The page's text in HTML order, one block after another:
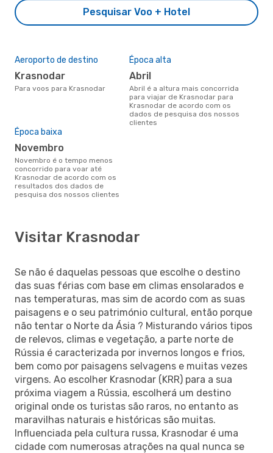
Pesquisar Voo + Hotel
Aeroporto de destino
Krasnodar
Para voos para Krasnodar
Época alta
abril
abril é a altura mais concorrida
para viajar de Krasnodar para
Krasnodar de acordo com os
dados de pesquisa dos nossos
clientes
Época baixa
novembro
novembro é o tempo menos
concorrido para voar até
Krasnodar de acordo com os
resultados dos dados de
pesquisa dos nossos clientes
Visitar Krasnodar
Se não é daquelas pessoas que escolhe o destino
das suas férias com base em climas ensolarados e
nas temperaturas, mas sim de acordo com as suas
paisagens e o seu património cultural, então porque
não tentar o Norte da Ásia ? Misturando vários tipos
de relevos, climas e vegetação, a parte norte de
Rússia é caracterizada por invernos longos e frios,
bem como por paisagens selvagens e muitas vezes
virgens. Ao escolher Krasnodar (KRR) para a sua
próxima viagem a Rússia, escolherá um destino
original onde os turistas são raros, no entanto as
maravilhas naturais e históricas são muitas.
Influenciada pela cultura russa, Krasnodar é uma
cidade com numerosas atrações na qual nunca se